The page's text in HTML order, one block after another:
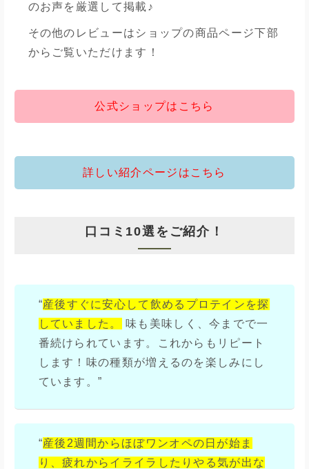
のお声を厳選して掲載♪
その他のレビューはショップの商品ページ下部
からご覧いただけます！
公式ショップはこちら
詳しい紹介ページはこちら
口コミ10選をご紹介！
“産後すぐに安心して飲めるプロテインを探
していました。
味も美味しく、今までで一
番続けられています。これからもリピート
します！味の種類が増えるのを楽しみにし
ています。”
“産後2週間からほぼワンオペの日が始ま
り、疲れからイライラしたりやる気が出な